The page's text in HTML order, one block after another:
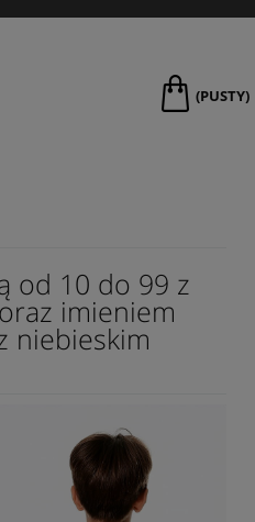
(PUSTY)
od 10 do 99 z
imieniem
niebieskim